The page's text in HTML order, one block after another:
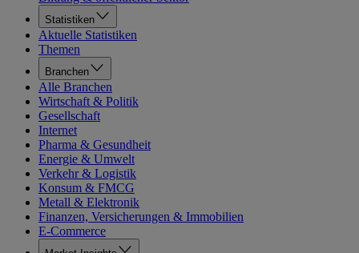
Statistiken
Aktuelle Statistiken
Themen
Branchen
Alle Branchen
Wirtschaft & Politik
Gesellschaft
Internet
Pharma & Gesundheit
Energie & Umwelt
Verkehr & Logistik
Konsum & FMCG
Metall & Elektronik
Finanzen, Versicherungen & Immobilien
E-Commerce